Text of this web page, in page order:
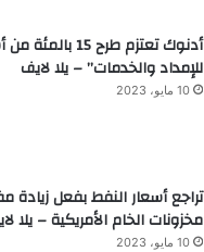
أدنوك تعتزم طرح
للإمداد والخدمات” – يلا لايف
10 مايو، 2023
تراجع أسعار النفط بفعل زيادة
مخزونات الخام الأمريكية – يلا
10 مايو، 2023